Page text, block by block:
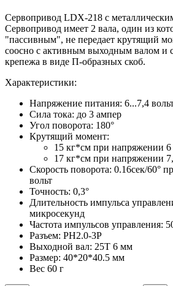
Сервопривод LDX-218 с
Сервопривод имеет 2 вала, один из
"пассивным", не передает крутящий
соосно с активным выходным валом и
крепежа в виде П-образных скоб.
Характеристики:
Напряжение питания: 6...7,4
Сила тока: до 3 ампер
Угол поворота: 180°
Крутящий момент:
15 кг*см при напряжении 6
17 кг*см при напряжении
Скорость поворота: 0.16сек/60°
вольт
Точность: 0,3°
Длительность импульса
микросекунд
Частота импульсов управления:
Разъем: PH2.0-3P
Выходной вал: 25T 6 мм
Размер: 40*20*40.5 мм
Вес 60 г